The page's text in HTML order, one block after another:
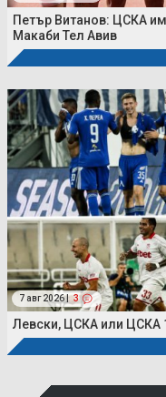
Петър Витанов: ЦСКА
Макаби Тел Авив
7 авг 2026 | 3
Левски, ЦСКА или ЦСКА